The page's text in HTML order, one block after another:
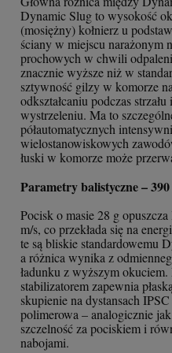
Dynamic Slug to wysokość
(mosiężny) kołnierz u
ściany w miejscu narażonym
prochowych w chwili
znacznie wyższe niż w
sztywność gilzy w komorze
odkształcaniu podczas
wystrzeleniu. Ma to
półautomatycznych
wielostanowiskowych
łuski w komorze może
Parametry balistyczne –
Pocisk o masie 28 g
m/s, co przekłada się na
te są bliskie standardowemu
a różnica wynika z
ładunku z wyższym
stabilizatorem zapewnia
skupienie na dystansach
polimerowa – analogicznie
szczelność za pociskiem i
nabojami.